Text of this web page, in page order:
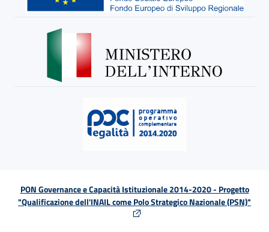
PON Governance e Capacità Istituzionale 2014-2020 - Progetto
"Qualificazione dell'INAIL come Polo Strategico Nazionale (PSN)"